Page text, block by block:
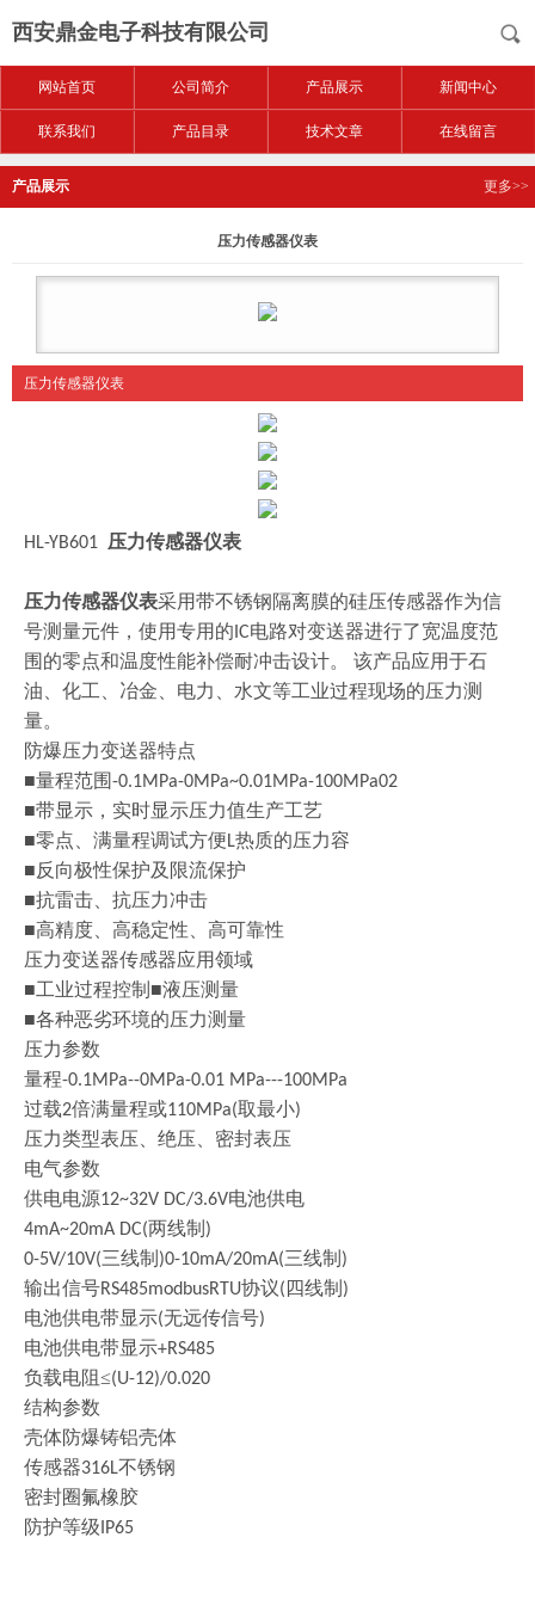
西安鼎金电子科技有限公司
网站首页 公司简介 产品展示 新闻中心
联系我们 产品目录 技术文章 在线留言
产品展示 更多>>
压力传感器仪表
压力传感器仪表
HL-YB601 压力传感器仪表
压力传感器仪表采用带不锈钢隔离膜的硅压传感器作为信
号测量元件，使用专用的 IC电路对变送器进行了宽温度范
围的零点和温度性能补偿耐冲击设计。
该产品应用于石
油、化工、冶金、电力、水文等工业过程现场的压力测
量。
防爆压力变送器特点
■量程范围-0.1MPa-0MPa~0.01MPa-100MPa02
■带显示，实时显示压力值生产工艺
■零点、满量程调试方便L热质的压力容
■反向极性保护及限流保护
■抗雷击、抗压力冲击
■高精度、高稳定性、高可靠性
压力变送器传感器应用领域
■工业过程控制■液压测量
■各种恶劣环境的压力测量
压力参数
量程-0.1MPa--0MPa-0.01 MPa---100MPa
过载2倍满量程或110MPa(取最小)
压力类型表压、绝压、密封表压
电气参数
供电电源12~32V DC/3.6V电池供电
4mA~20mA DC(两线制 )
0-5V/10V(三线制 )0-10mA/20mA(三线制 )
输出信号RS485modbusRTU协议( 四线制 )
电池供电带显示(无远传信号)
电池供电带显示+RS485
负载电阻≤(U-12)/0.020
结构参数
壳体防爆铸铝壳体
传感器316L不锈钢
密封圈氟橡胶
防护等级 IP65